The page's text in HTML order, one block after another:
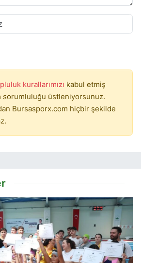
kurallarımızı kabul etmiş
sorumluluğu üstleniyorsunuz.
Bursasporx.com hiçbir şekilde